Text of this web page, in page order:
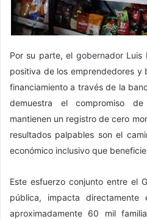
Por su parte, el gobernador Luis
positiva de los emprendedores y
financiamiento a través de la
demuestra el compromiso
mantienen un registro de cero
resultados palpables son el
económico inclusivo que
Este esfuerzo conjunto entre el
pública, impacta
aproximadamente 60 mil